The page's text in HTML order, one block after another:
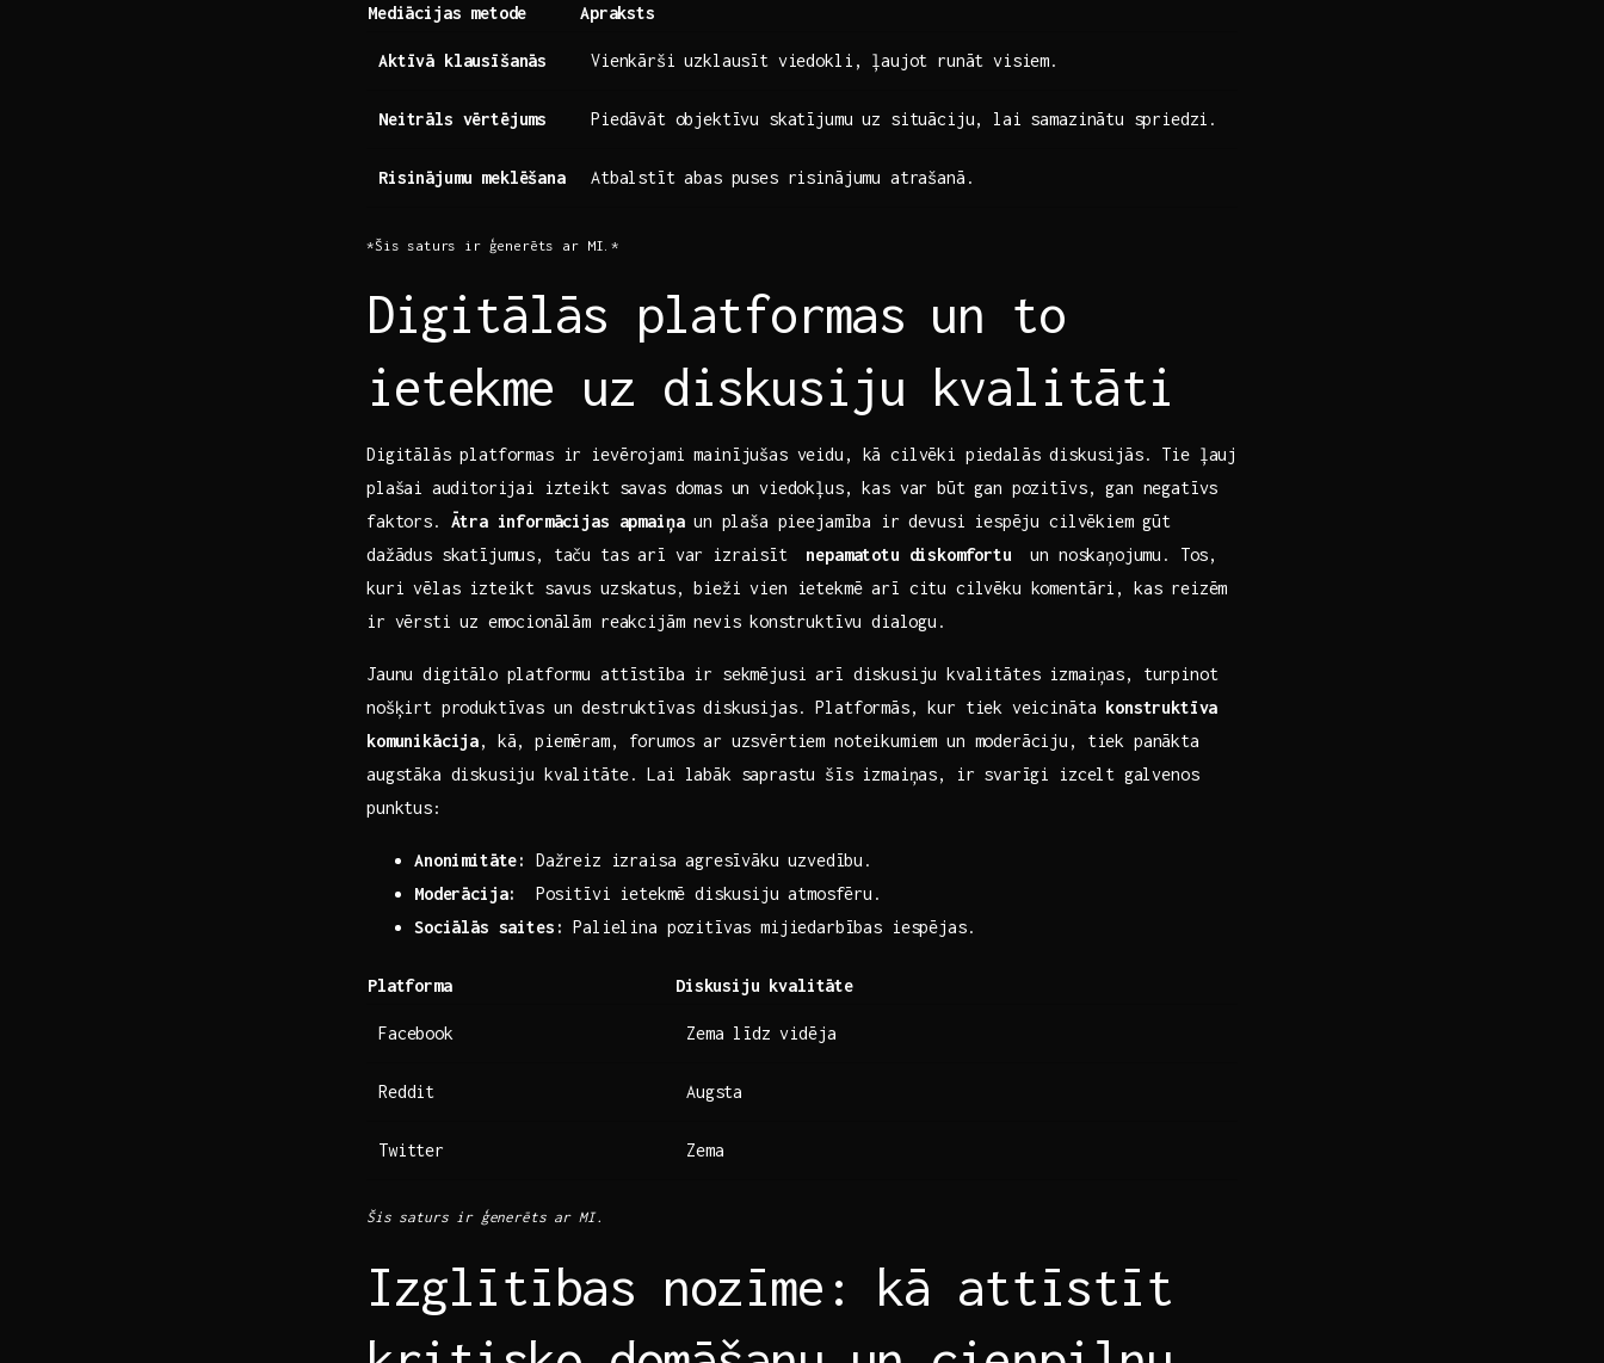
Mediācijas metode Apraksts
Aktīvā klausīšanās Vienkārši uzklausīt viedokli, ļaujot runāt visiem.
Neitrāls vērtējums Piedāvāt objektīvu skatījumu uz situāciju, lai samazinātu⁢ spriedzi.
Risinājumu ‌meklēšana Atbalstīt abas puses risinājumu atrašanā.
*Šis saturs ir ģenerēts ar MI.*
Digitālās platformas ⁣un to⁣
ietekme uz diskusiju kvalitāti
Digitālās platformas ir ievērojami mainījušas veidu, kā cilvēki piedalās​ diskusijās. Tie ļauj
plašai⁣ auditorijai izteikt savas domas un​ viedokļus, kas ‍var būt‍ gan​ pozitīvs, gan negatīvs
faktors. Ātra⁢ informācijas apmaiņa⁣un plaša pieejamība ir devusi iespēju cilvēkiem ‌gūt
dažādus skatījumus, taču tas arī var ​izraisīt ⁣ nepamatotu diskomfortu ⁤ un noskaņojumu. Tos,
kuri vēlas izteikt savus uzskatus, bieži vien ietekmē ​arī citu cilvēku ‍komentāri, kas reizēm​
ir vērsti ⁤uz emocionālām ‍reakcijām nevis ⁤konstruktīvu dialogu.
Jaunu digitālo platformu attīstība ir sekmējusi arī diskusiju kvalitātes izmaiņas, turpinot
nošķirt produktīvas un destruktīvas‌ diskusijas. Platformās, kur tiek ⁤veicināta konstruktīva
komunikācija, kā,‍ piemēram, forumos ar‌ uzsvērtiem ​noteikumiem​ un moderāciju, tiek panākta
augstāka‍ diskusiju kvalitāte. Lai labāk saprastu ​šīs ⁢izmaiņas, ir svarīgi ​izcelt ⁣galvenos
punktus:
Anonimitāte:
Dažreiz izraisa ⁢agresīvāku uzvedību.
Moderācija:
⁤ Positīvi‍ ietekmē ​diskusiju‍ atmosfēru.
Sociālās saites: ​Palielina pozitīvas mijiedarbības ‌iespējas.
Platforma Diskusiju kvalitāte
Facebook Zema līdz vidēja
Reddit Augsta
Twitter Zema
Šis saturs ir ģenerēts ar MI.
Izglītības nozīme: ⁢kā attīstīt